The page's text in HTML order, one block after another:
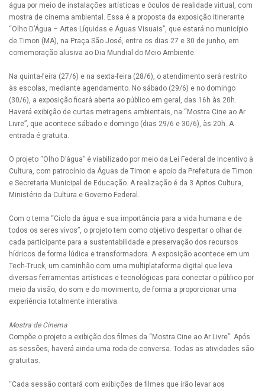
água por meio de instalações artísticas e óculos de realidade virtual, com
mostra de cinema ambiental. Essa é a proposta da exposição itinerante
“Olho D’Água – Artes Líquidas e Águas Visuais”, que estará no município
de Timon (MA), na Praça São José, entre os dias 27 e 30 de junho, em
comemoração alusiva ao Dia Mundial do Meio Ambiente.
Na quinta-feira (27/6) e na sexta-feira (28/6), o atendimento será restrito
às escolas, mediante agendamento. No sábado (29/6) e no domingo
(30/6), a exposição ficará aberta ao público em geral, das 16h às 20h.
Haverá exibição de curtas metragens ambientais, na “Mostra Cine ao Ar
Livre”, que acontece sábado e domingo (dias 29/6 e 30/6), às 20h. A
entrada é gratuita.
O projeto “Olho D’água” é viabilizado por meio da Lei Federal de Incentivo à
Cultura, com patrocínio da Águas de Timon e apoio da Prefeitura de Timon
e Secretaria Municipal de Educação. A realização é da 3 Apitos Cultura,
Ministério da Cultura e Governo Federal.
Com o tema “Ciclo da água e sua importância para a vida humana e de
todos os seres vivos”, o projeto tem como objetivo despertar o olhar de
cada participante para a sustentabilidade e preservação dos recursos
hídricos de forma lúdica e transformadora. A exposição acontece em um
Tech-Truck, um caminhão com uma multiplataforma digital que leva
diversas ferramentas artísticas e tecnológicas para conectar o público por
meio da visão, do som e do movimento, de forma a proporcionar uma
experiência totalmente interativa.
Mostra de Cinema
Compõe o projeto a exibição dos filmes da “Mostra Cine ao Ar Livre”. Após
as sessões, haverá ainda uma roda de conversa. Todas as atividades são
gratuitas.
“Cada sessão contará com exibições de filmes que irão levar aos